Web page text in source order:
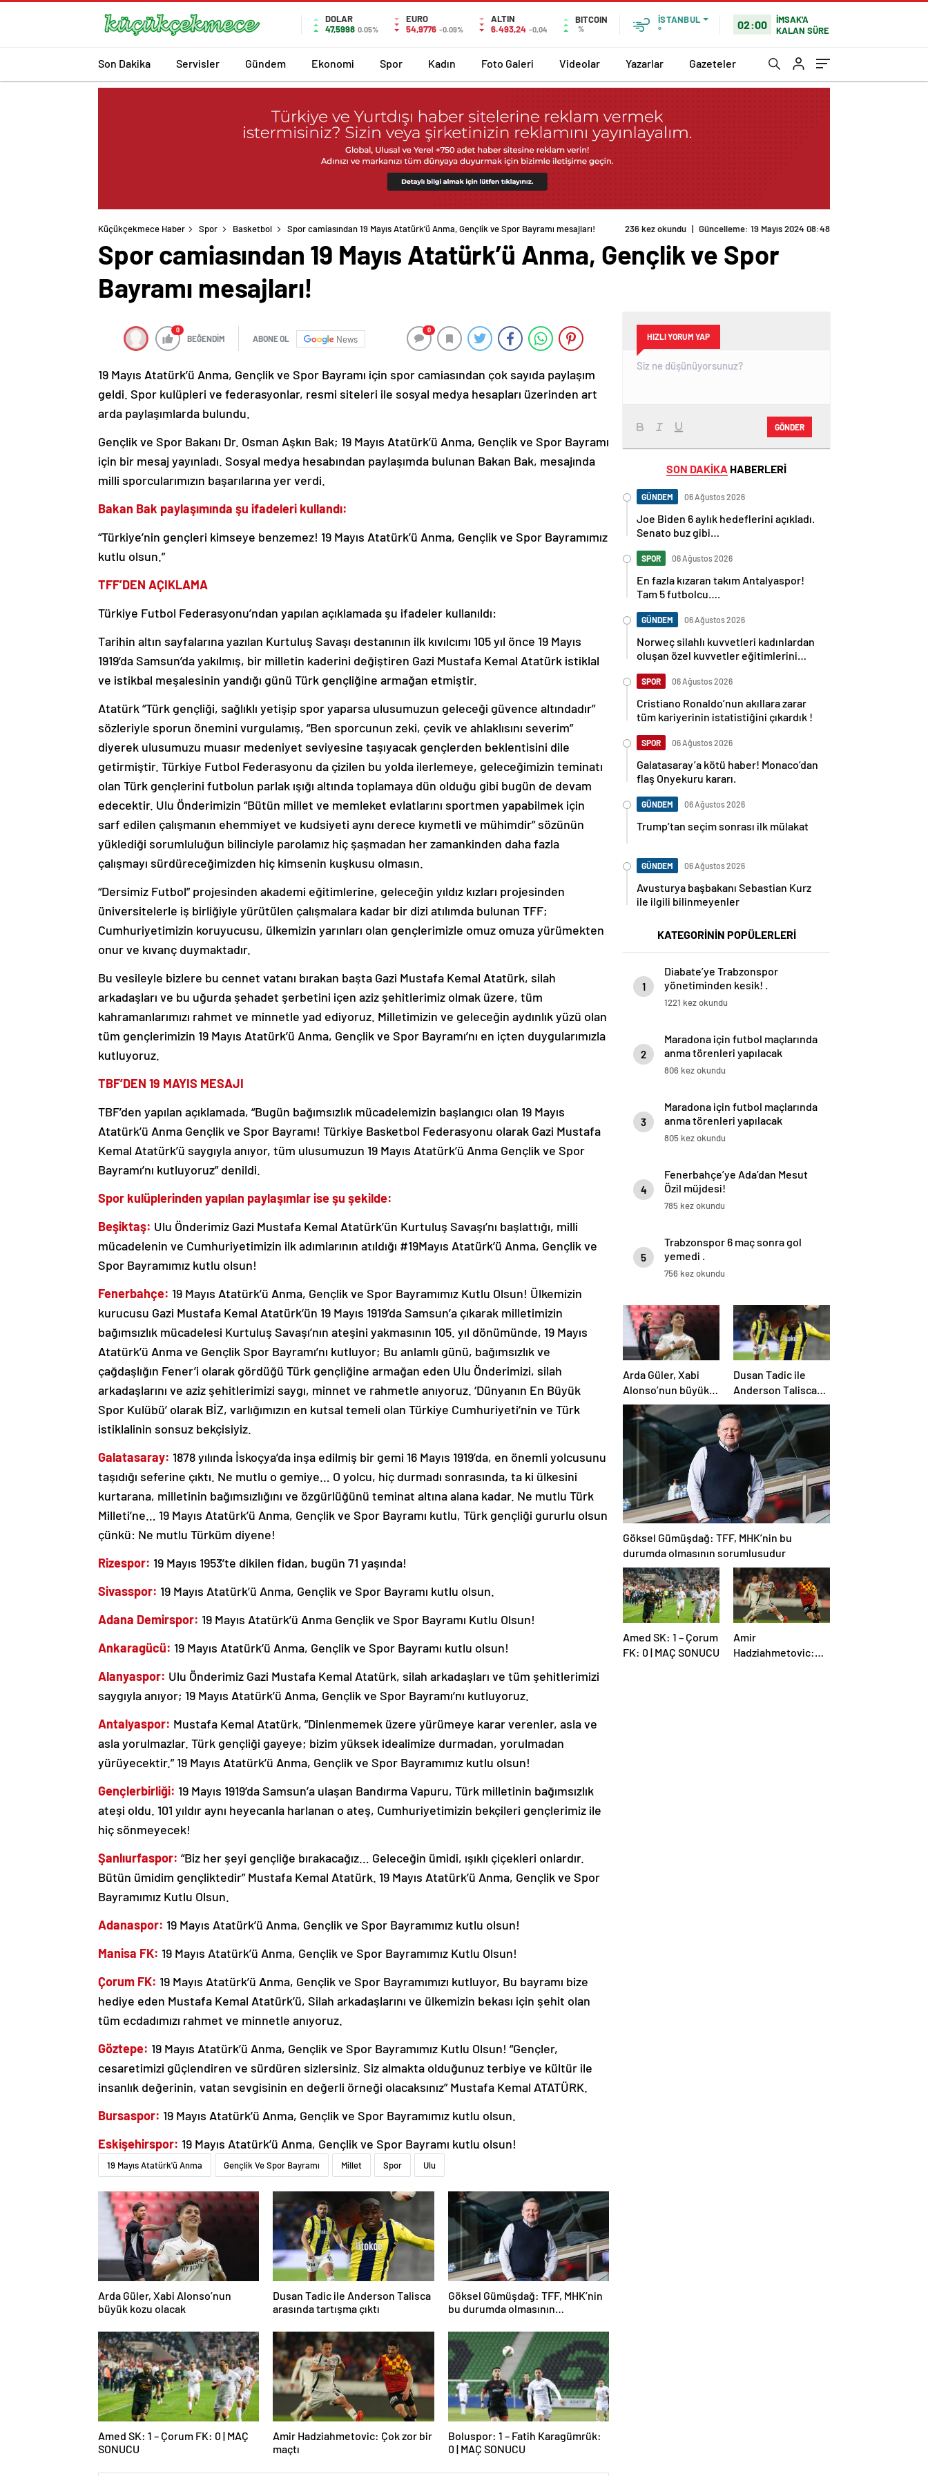
DOLAR
47,5998 0.05%
EURO
54,9776 -0.09%
ALTIN
6.493,24 -0,04
BITCOIN
%
İSTANBUL
°
02:00
İMSAK'A
KALAN SÜRE
Son Dakika Servisler Gündem Ekonomi Spor Kadın Foto Galeri Videolar Yazarlar Gazeteler
Küçükçekmece Haber Spor Basketbol Spor camiasından 19 Mayıs Atatürk’ü Anma, Gençlik ve Spor Bayramı mesajları!
Spor camiasından 19 Mayıs Atatürk’ü Anma, Gençlik ve Spor
Bayramı mesajları!
0
BEĞENDİM ABONE OL News
0
19 Mayıs Atatürk’ü Anma, Gençlik ve Spor Bayramı için spor camiasından çok sayıda paylaşım
geldi. Spor kulüpleri ve federasyonlar, resmi siteleri ile sosyal medya hesapları üzerinden art
arda paylaşımlarda bulundu.
Gençlik ve Spor Bakanı Dr. Osman Aşkın Bak; 19 Mayıs Atatürk’ü Anma, Gençlik ve Spor Bayramı
için bir mesaj yayınladı. Sosyal medya hesabından paylaşımda bulunan Bakan Bak, mesajında
milli sporcularımızın başarılarına yer verdi.
Bakan Bak paylaşımında şu ifadeleri kullandı:
“Türkiye’nin gençleri kimseye benzemez! 19 Mayıs Atatürk’ü Anma, Gençlik ve Spor Bayramımız
kutlu olsun.”
TFF’DEN AÇIKLAMA
Türkiye Futbol Federasyonu’ndan yapılan açıklamada şu ifadeler kullanıldı:
Tarihin altın sayfalarına yazılan Kurtuluş Savaşı destanının ilk kıvılcımı 105 yıl önce 19 Mayıs
1919’da Samsun’da yakılmış, bir milletin kaderini değiştiren Gazi Mustafa Kemal Atatürk istiklal
ve istikbal meşalesinin yandığı günü Türk gençliğine armağan etmiştir.
Atatürk “Türk gençliği, sağlıklı yetişip spor yaparsa ulusumuzun geleceği güvence altındadır”
sözleriyle sporun önemini vurgulamış, “Ben sporcunun zeki, çevik ve ahlaklısını severim”
diyerek ulusumuzu muasır medeniyet seviyesine taşıyacak gençlerden beklentisini dile
getirmiştir. Türkiye Futbol Federasyonu da çizilen bu yolda ilerlemeye, geleceğimizin teminatı
olan Türk gençlerini futbolun parlak ışığı altında toplamaya dün olduğu gibi bugün de devam
edecektir. Ulu Önderimizin “Bütün millet ve memleket evlatlarını sportmen yapabilmek için
sarf edilen çalışmanın ehemmiyet ve kudsiyeti aynı derece kıymetli ve mühimdir” sözünün
yüklediği sorumluluğun bilinciyle parolamız hiç şaşmadan her zamankinden daha fazla
çalışmayı sürdüreceğimizden hiç kimsenin kuşkusu olmasın.
“Dersimiz Futbol” projesinden akademi eğitimlerine, geleceğin yıldız kızları projesinden
üniversitelerle iş birliğiyle yürütülen çalışmalara kadar bir dizi atılımda bulunan TFF;
Cumhuriyetimizin koruyucusu, ülkemizin yarınları olan gençlerimizle omuz omuza yürümekten
onur ve kıvanç duymaktadır.
Bu vesileyle bizlere bu cennet vatanı bırakan başta Gazi Mustafa Kemal Atatürk, silah
arkadaşları ve bu uğurda şehadet şerbetini içen aziz şehitlerimiz olmak üzere, tüm
kahramanlarımızı rahmet ve minnetle yad ediyoruz. Milletimizin ve geleceğin aydınlık yüzü olan
tüm gençlerimizin 19 Mayıs Atatürk’ü Anma, Gençlik ve Spor Bayramı’nı en içten duygularımızla
kutluyoruz.
TBF’DEN 19 MAYIS MESAJI
TBF’den yapılan açıklamada, “Bugün bağımsızlık mücadelemizin başlangıcı olan 19 Mayıs
Atatürk’ü Anma Gençlik ve Spor Bayramı! Türkiye Basketbol Federasyonu olarak Gazi Mustafa
Kemal Atatürk’ü saygıyla anıyor, tüm ulusumuzun 19 Mayıs Atatürk’ü Anma Gençlik ve Spor
Bayramı’nı kutluyoruz” denildi.
Spor kulüplerinden yapılan paylaşımlar ise şu şekilde:
Beşiktaş: Ulu Önderimiz Gazi Mustafa Kemal Atatürk’ün Kurtuluş Savaşı’nı başlattığı, milli
mücadelenin ve Cumhuriyetimizin ilk adımlarının atıldığı #19Mayıs Atatürk’ü Anma, Gençlik ve
Spor Bayramımız kutlu olsun!
Fenerbahçe: 19 Mayıs Atatürk’ü Anma, Gençlik ve Spor Bayramımız Kutlu Olsun! Ülkemizin
kurucusu Gazi Mustafa Kemal Atatürk’ün 19 Mayıs 1919’da Samsun’a çıkarak milletimizin
bağımsızlık mücadelesi Kurtuluş Savaşı’nın ateşini yakmasının 105. yıl dönümünde, 19 Mayıs
Atatürk’ü Anma ve Gençlik Spor Bayramı’nı kutluyor; Bu anlamlı günü, bağımsızlık ve
çağdaşlığın Fener’i olarak gördüğü Türk gençliğine armağan eden Ulu Önderimizi, silah
arkadaşlarını ve aziz şehitlerimizi saygı, minnet ve rahmetle anıyoruz. ‘Dünyanın En Büyük
Spor Kulübü’ olarak BİZ, varlığımızın en kutsal temeli olan Türkiye Cumhuriyeti’nin ve Türk
istiklalinin sonsuz bekçisiyiz.
Galatasaray: 1878 yılında İskoçya’da inşa edilmiş bir gemi 16 Mayıs 1919’da, en önemli yolcusunu
taşıdığı seferine çıktı. Ne mutlu o gemiye… O yolcu, hiç durmadı sonrasında, ta ki ülkesini
kurtarana, milletinin bağımsızlığını ve özgürlüğünü teminat altına alana kadar. Ne mutlu Türk
Milleti’ne… 19 Mayıs Atatürk’ü Anma, Gençlik ve Spor Bayramı kutlu, Türk gençliği gururlu olsun
çünkü: Ne mutlu Türküm diyene!
Rizespor: 19 Mayıs 1953’te dikilen fidan, bugün 71 yaşında!
Sivasspor: 19 Mayıs Atatürk’ü Anma, Gençlik ve Spor Bayramı kutlu olsun.
Adana Demirspor: 19 Mayıs Atatürk’ü Anma Gençlik ve Spor Bayramı Kutlu Olsun!
Ankaragücü: 19 Mayıs Atatürk’ü Anma, Gençlik ve Spor Bayramı kutlu olsun!
Alanyaspor: Ulu Önderimiz Gazi Mustafa Kemal Atatürk, silah arkadaşları ve tüm şehitlerimizi
saygıyla anıyor; 19 Mayıs Atatürk’ü Anma, Gençlik ve Spor Bayramı’nı kutluyoruz.
Antalyaspor: Mustafa Kemal Atatürk, ”Dinlenmemek üzere yürümeye karar verenler, asla ve
asla yorulmazlar. Türk gençliği gayeye; bizim yüksek idealimize durmadan, yorulmadan
yürüyecektir.” 19 Mayıs Atatürk’ü Anma, Gençlik ve Spor Bayramımız kutlu olsun!
Gençlerbirliği: 19 Mayıs 1919’da Samsun’a ulaşan Bandırma Vapuru, Türk milletinin bağımsızlık
ateşi oldu. 101 yıldır aynı heyecanla harlanan o ateş, Cumhuriyetimizin bekçileri gençlerimiz ile
hiç sönmeyecek!
Şanlıurfaspor: “Biz her şeyi gençliğe bırakacağız… Geleceğin ümidi, ışıklı çiçekleri onlardır.
Bütün ümidim gençliktedir” Mustafa Kemal Atatürk. 19 Mayıs Atatürk’ü Anma, Gençlik ve Spor
Bayramımız Kutlu Olsun.
Adanaspor: 19 Mayıs Atatürk’ü Anma, Gençlik ve Spor Bayramımız kutlu olsun!
Manisa FK: 19 Mayıs Atatürk’ü Anma, Gençlik ve Spor Bayramımız Kutlu Olsun!
Çorum FK: 19 Mayıs Atatürk’ü Anma, Gençlik ve Spor Bayramımızı kutluyor, Bu bayramı bize
hediye eden Mustafa Kemal Atatürk’ü, Silah arkadaşlarını ve ülkemizin bekası için şehit olan
tüm ecdadımızı rahmet ve minnetle anıyoruz.
Göztepe: 19 Mayıs Atatürk’ü Anma, Gençlik ve Spor Bayramımız Kutlu Olsun! “Gençler,
cesaretimizi güçlendiren ve sürdüren sizlersiniz. Siz almakta olduğunuz terbiye ve kültür ile
insanlık değerinin, vatan sevgisinin en değerli örneği olacaksınız” Mustafa Kemal ATATÜRK.
Bursaspor: 19 Mayıs Atatürk’ü Anma, Gençlik ve Spor Bayramımız kutlu olsun.
Eskişehirspor: 19 Mayıs Atatürk’ü Anma, Gençlik ve Spor Bayramı kutlu olsun!
19 Mayıs Atatürk'ü Anma Gençlik Ve Spor Bayramı Millet Spor Ulu
Arda Güler, Xabi Alonso’nun
büyük kozu olacak
Dusan Tadic ile Anderson Talisca
arasında tartışma çıktı
Göksel Gümüşdağ: TFF, MHK’nin
bu durumda olmasının
Amed SK: 1 – Çorum FK: 0 | MAÇ
SONUCU
Amir Hadziahmetovic: Çok zor bir
maçtı
Boluspor: 1 – Fatih Karagümrük:
0 | MAÇ SONUCU
HIZLI YORUM YAP
GÖNDER
SON DAKİKA HABERLERİ
GÜNDEM 06 Ağustos 2026
Joe Biden 6 aylık hedeflerini açıkladı.
Senato buz gibi…
SPOR 06 Ağustos 2026
En fazla kızaran takım Antalyaspor!
Tam 5 futbolcu….
GÜNDEM 06 Ağustos 2026
Norweç silahlı kuvvetleri kadınlardan
oluşan özel kuvvetler eğitimlerini
SPOR 06 Ağustos 2026
Cristiano Ronaldo’nun akıllara zarar
tüm kariyerinin istatistiğini çıkardık !
SPOR 06 Ağustos 2026
Galatasaray’a kötü haber! Monaco’dan
flaş Onyekuru kararı.
GÜNDEM 06 Ağustos 2026
Trump’tan seçim sonrası ilk mülakat
GÜNDEM 06 Ağustos 2026
Avusturya başbakanı Sebastian Kurz
ile ilgili bilinmeyenler
KATEGORİNİN POPÜLERLERİ
1
Diabate’ye Trabzonspor
yönetiminden kesik! .
1221 kez okundu
2
Maradona için futbol maçlarında
anma törenleri yapılacak
806 kez okundu
3
Maradona için futbol maçlarında
anma törenleri yapılacak
805 kez okundu
4
Fenerbahçe’ye Ada’dan Mesut
Özil müjdesi!
785 kez okundu
5
Trabzonspor 6 maç sonra gol
yemedi .
756 kez okundu
Arda Güler, Xabi
Alonso’nun büyük
kozu olacak
Dusan Tadic ile
Anderson Talisca
arasında tartışma
çıktı
Göksel Gümüşdağ: TFF, MHK’nin bu
durumda olmasının sorumlusudur
Amed SK: 1 – Çorum
FK: 0 | MAÇ SONUCU
Amir
Hadziahmetovic: